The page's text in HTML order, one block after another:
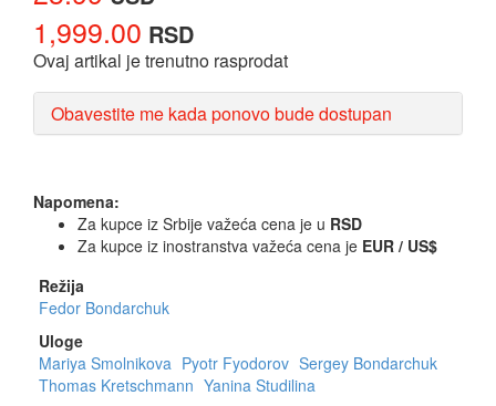
1,999.00 RSD
Ovaj artikal je trenutno rasprodat
Obavestite me kada ponovo bude dostupan
Napomena:
Za kupce iz Srbije važeća cena je u RSD
Za kupce iz inostranstva važeća cena je EUR / US$
Režija
Fedor Bondarchuk
Uloge
Mariya Smolnikova Pyotr Fyodorov Sergey Bondarchuk
Thomas Kretschmann Yanina Studilina